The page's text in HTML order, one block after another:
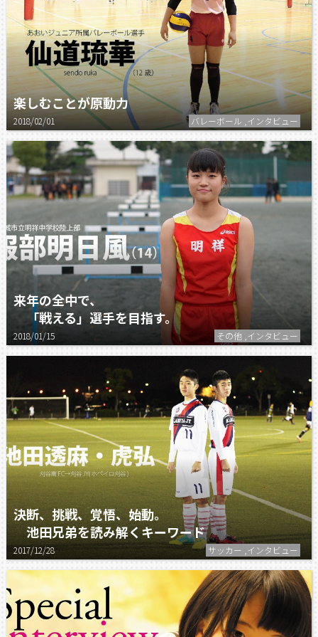
楽しむことが原動力
2018/02/01 バレーボール ,インタビュー
来年の全中で、
「戦える」選手を目指す。
2018/01/15 その他 ,インタビュー
決断、挑戦、覚悟、始動。
池田兄弟を読み解くキーワード
2017/12/28 サッカー ,インタビュー